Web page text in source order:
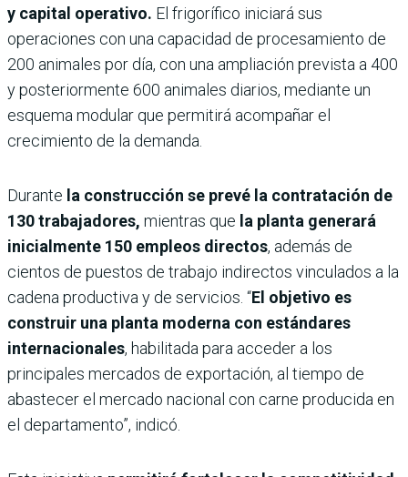
y capital operativo. El frigorífico iniciará sus
operaciones con una capacidad de procesamiento de
200 animales por día, con una ampliación prevista a 400
y posteriormente 600 animales diarios, mediante un
esquema modular que permitirá acompañar el
crecimiento de la demanda.
Durante la construcción se prevé la contratación de
130 trabajadores, mientras que la planta generará
inicialmente 150 empleos directos, además de
cientos de puestos de trabajo indirectos vinculados a la
cadena productiva y de servicios. “El objetivo es
construir una planta moderna con estándares
internacionales, habilitada para acceder a los
principales mercados de exportación, al tiempo de
abastecer el mercado nacional con carne producida en
el departamento”, indicó.